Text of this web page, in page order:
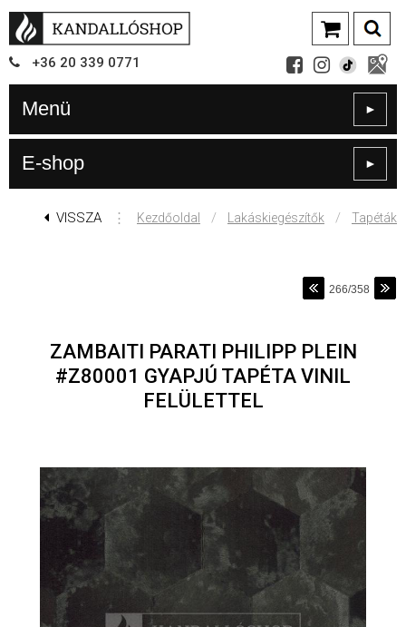
+36 20 339 0771
Menü ►
E-shop ►
VISSZA ⋮ Kezdőoldal / Lakáskiegészítők / Tapéták
266/358
ZAMBAITI PARATI PHILIPP PLEIN
#Z80001 GYAPJÚ TAPÉTA VINIL
FELÜLETTEL